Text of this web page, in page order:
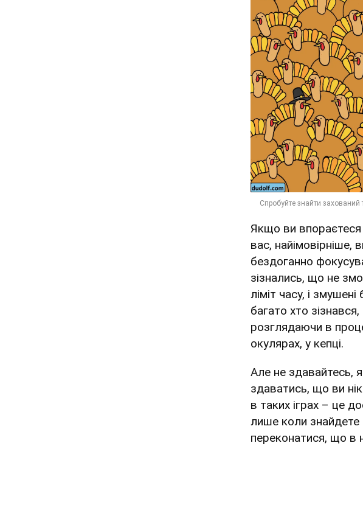
Якщо ви
вас, найімовірніше,
бездоганно
зізнались, що не
ліміт часу, і
багато хто
розглядаючи в
окулярах, у кепці.
Але не здавайтесь,
здаватись, що ви
в таких іграх – це
лише коли знайдете
переконатися, що в